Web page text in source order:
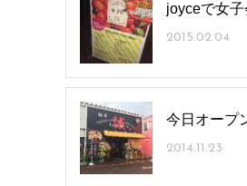
joyceで女子
2015.02.04
今日オープ
2014.11.23